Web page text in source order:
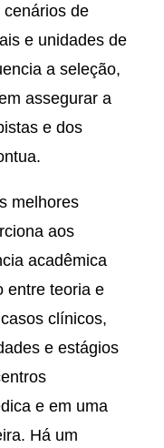
de
e unidades de
a seleção,
assegurar a
e dos
melhores
aos
acadêmica
entre teoria e
clínicos,
e estágios
e em uma
Há um